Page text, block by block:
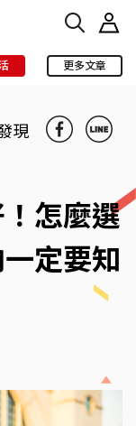
更多文章
現
怎麼選
定要知